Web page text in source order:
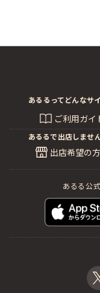
あるるってどんなサ
ご利用ガイ
あるるで出店しませ
出店希望の
あるる公